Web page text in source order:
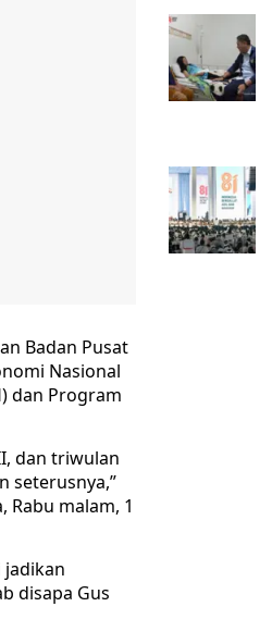
Badan Pusat
Nasional
dan Program
dan triwulan
seterusnya,”
Rabu malam, 1
jadikan
disapa Gus